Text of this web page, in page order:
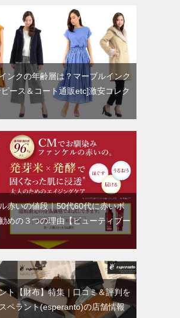
ンクの年齢層は？マーブルインク
ース＆コート通販etc]激安コレク
赤いの値段｜50代60代に赤いボ
めの３つの理由【ビューティブー
ト【財布】特集｜口コミ＆評判を
ペラント(esperanto)の店舗情報